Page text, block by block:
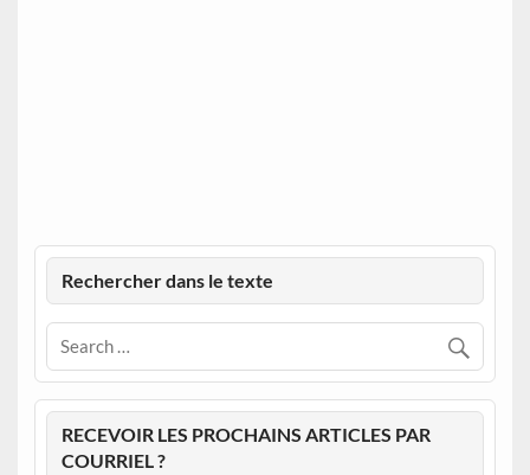
Rechercher dans le texte
RECEVOIR LES PROCHAINS ARTICLES PAR
COURRIEL ?